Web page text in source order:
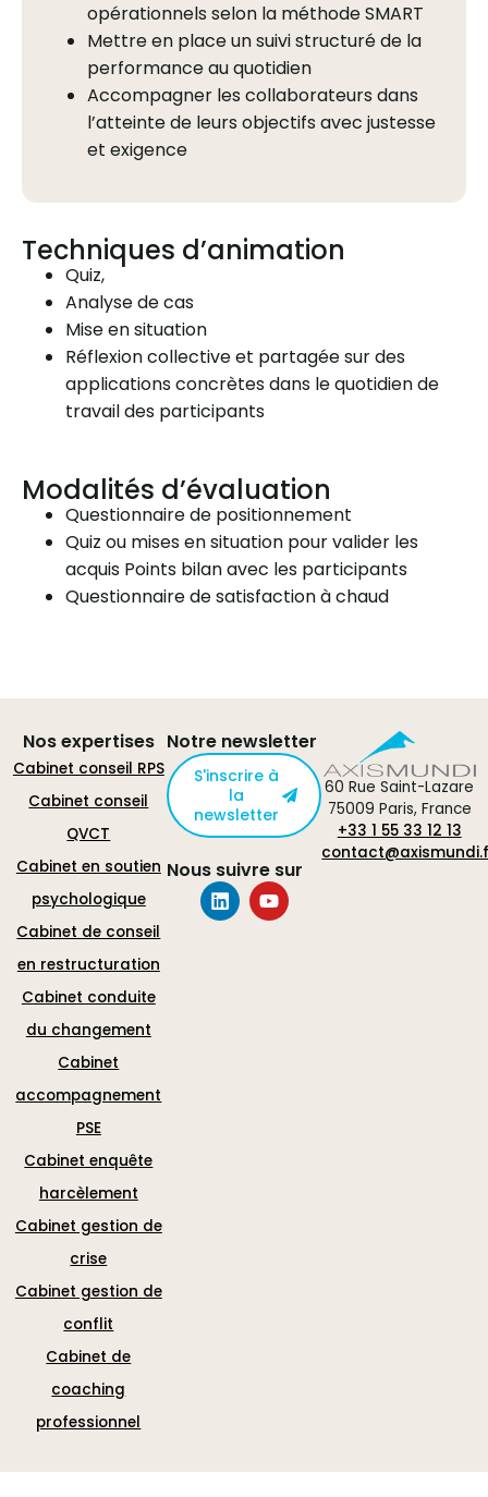
opérationnels selon la méthode SMART
Mettre en place un suivi structuré de la
performance au quotidien
Accompagner les collaborateurs dans
l’atteinte de leurs objectifs avec justesse
et exigence
Techniques d’animation
Quiz,
Analyse de cas
Mise en situation
Réflexion collective et partagée sur des
applications concrètes dans le quotidien de
travail des participants
Modalités d’évaluation
Questionnaire de positionnement
Quiz ou mises en situation pour valider les
acquis Points bilan avec les participants
Questionnaire de satisfaction à chaud
60 Rue Saint-Lazare
75009 Paris, France
+33 1 55 33 12 13
Nos expertises
Cabinet conseil RPS
Cabinet conseil
QVCT
Cabinet en soutien
psychologique
Cabinet de conseil
en restructuration
Cabinet conduite
du changement
Cabinet
accompagnement
PSE
Cabinet enquête
harcèlement
Cabinet gestion de
crise
Cabinet gestion de
conflit
Cabinet de
coaching
professionnel
Notre newsletter
S'inscrire à
la
newsletter
Nous suivre sur